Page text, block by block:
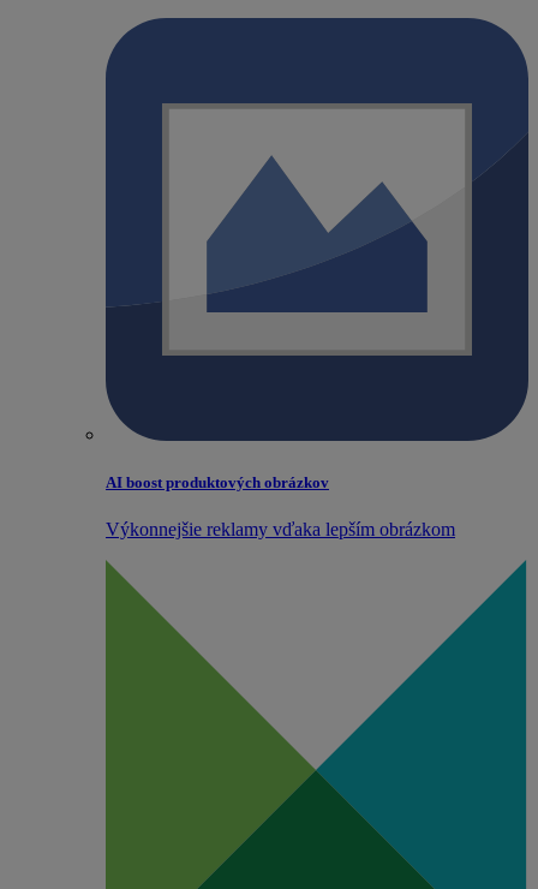
AI boost produktových obrázkov
Výkonnejšie reklamy vďaka lepším obrázkom